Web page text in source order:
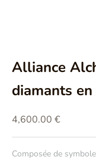
Alliance
diamants
Prix de vente
4,600.00 €
Composée de